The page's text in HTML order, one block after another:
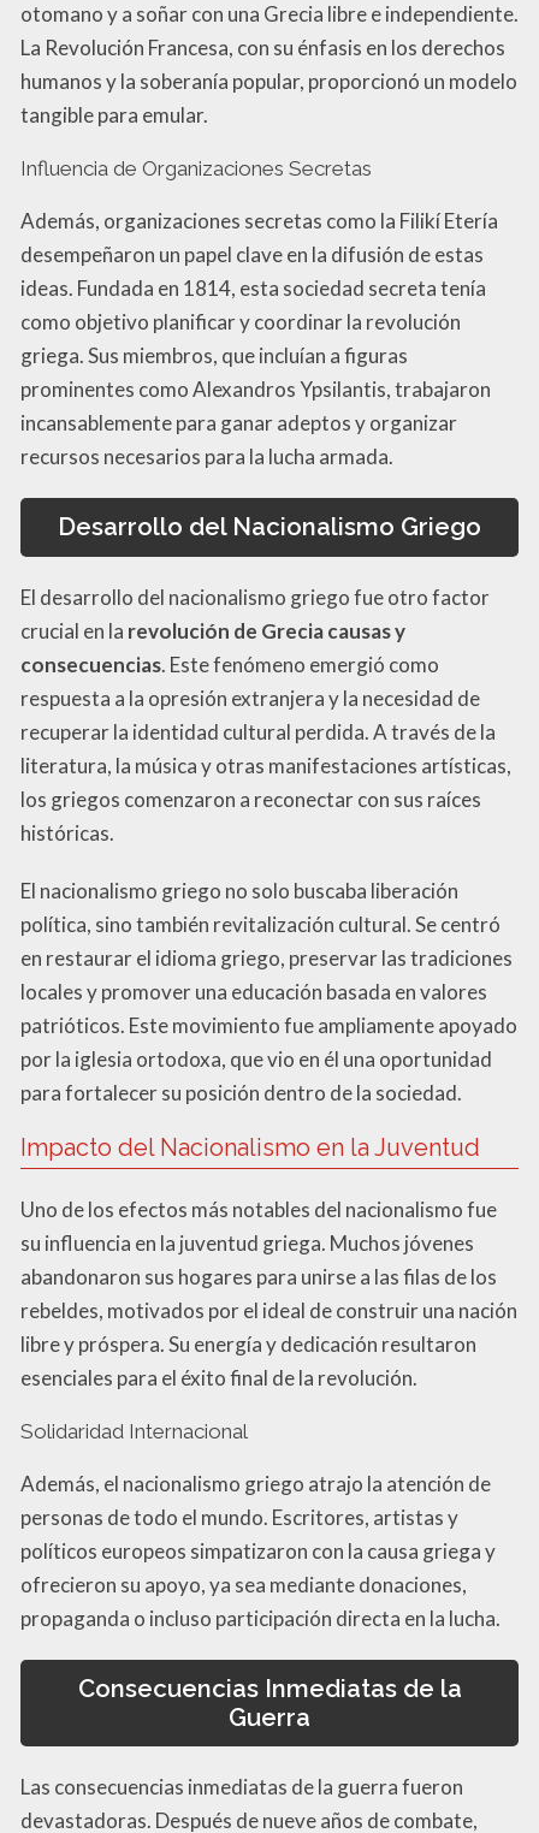
otomano y a soñar con una Grecia libre e independiente.
La Revolución Francesa, con su énfasis en los derechos
humanos y la soberanía popular, proporcionó un modelo
tangible para emular.
Influencia de Organizaciones Secretas
Además, organizaciones secretas como la Filikí Etería
desempeñaron un papel clave en la difusión de estas
ideas. Fundada en 1814, esta sociedad secreta tenía
como objetivo planificar y coordinar la revolución
griega. Sus miembros, que incluían a figuras
prominentes como Alexandros Ypsilantis, trabajaron
incansablemente para ganar adeptos y organizar
recursos necesarios para la lucha armada.
Desarrollo del Nacionalismo Griego
El desarrollo del nacionalismo griego fue otro factor
crucial en la revolución de Grecia causas y
consecuencias. Este fenómeno emergió como
respuesta a la opresión extranjera y la necesidad de
recuperar la identidad cultural perdida. A través de la
literatura, la música y otras manifestaciones artísticas,
los griegos comenzaron a reconectar con sus raíces
históricas.
El nacionalismo griego no solo buscaba liberación
política, sino también revitalización cultural. Se centró
en restaurar el idioma griego, preservar las tradiciones
locales y promover una educación basada en valores
patrióticos. Este movimiento fue ampliamente apoyado
por la iglesia ortodoxa, que vio en él una oportunidad
para fortalecer su posición dentro de la sociedad.
Impacto del Nacionalismo en la Juventud
Uno de los efectos más notables del nacionalismo fue
su influencia en la juventud griega. Muchos jóvenes
abandonaron sus hogares para unirse a las filas de los
rebeldes, motivados por el ideal de construir una nación
libre y próspera. Su energía y dedicación resultaron
esenciales para el éxito final de la revolución.
Solidaridad Internacional
Además, el nacionalismo griego atrajo la atención de
personas de todo el mundo. Escritores, artistas y
políticos europeos simpatizaron con la causa griega y
ofrecieron su apoyo, ya sea mediante donaciones,
propaganda o incluso participación directa en la lucha.
Consecuencias Inmediatas de la
Guerra
Las consecuencias inmediatas de la guerra fueron
devastadoras. Después de nueve años de combate,